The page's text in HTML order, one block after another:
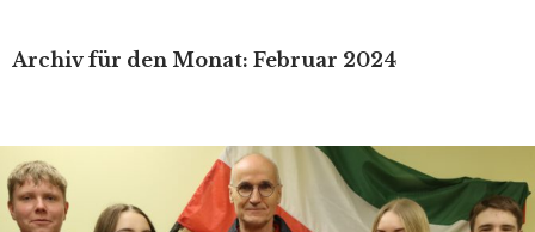
Archiv für den Monat: Februar 2024